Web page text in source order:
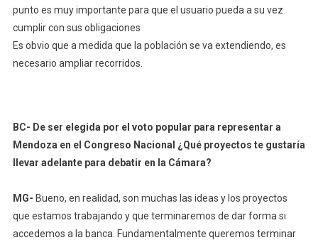
punto es muy importante para que el usuario pueda a su vez
cumplir con sus obligaciones
Es obvio que a medida que la población se va extendiendo, es
necesario ampliar recorridos.
BC- De ser elegida por el voto popular para representar a
Mendoza en el Congreso Nacional ¿Qué proyectos te gustaría
llevar adelante para debatir en la Cámara?
MG- Bueno, en realidad, son muchas las ideas y los proyectos
que estamos trabajando y que terminaremos de dar forma si
accedemos a la banca. Fundamentalmente queremos terminar